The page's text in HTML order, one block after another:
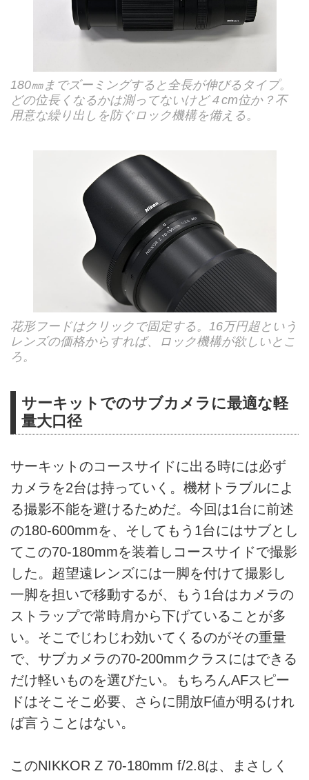
180㎜までズーミングすると全長が伸びるタイプ。
どの位長くなるかは測ってないけど４cm位か？不
用意な繰り出しを防ぐロック機構を備える。
花形フードはクリックで固定する。16万円超という
レンズの価格からすれば、ロック機構が欲しいとこ
ろ。
サーキットでのサブカメラに最適な軽
量大口径
サーキットのコースサイドに出る時には必ず
カメラを2台は持っていく。機材トラブルによ
る撮影不能を避けるためだ。今回は1台に前述
の180-600mmを、そしてもう1台にはサブとし
てこの70-180mmを装着しコースサイドで撮影
した。超望遠レンズには一脚を付けて撮影し
一脚を担いで移動するが、もう1台はカメラの
ストラップで常時肩から下げていることが多
い。そこでじわじわ効いてくるのがその重量
で、サブカメラの70-200mmクラスにはできる
だけ軽いものを選びたい。もちろんAFスピー
ドはそこそこ必要、さらに開放F値が明るけれ
ば言うことはない。
このNIKKOR Z 70-180mm f/2.8は、まさしく